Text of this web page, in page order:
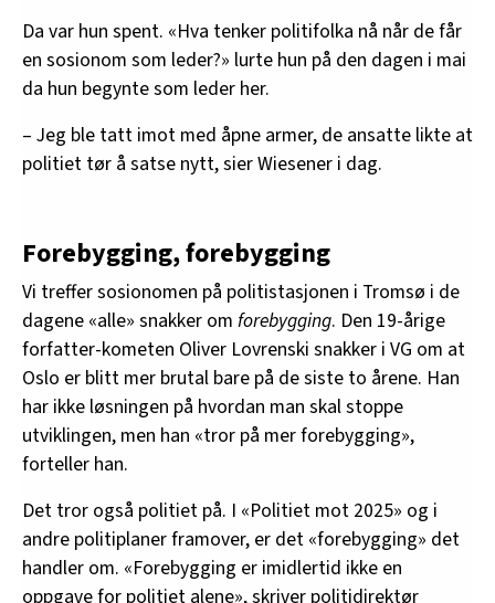
Da var hun spent. «Hva tenker politifolka nå når de får
en sosionom som leder?» lurte hun på den dagen i mai
da hun begynte som leder her.
– Jeg ble tatt imot med åpne armer, de ansatte likte at
politiet tør å satse nytt, sier Wiesener i dag.
Forebygging, forebygging
Vi treffer sosionomen på politistasjonen i Tromsø i de
dagene «alle» snakker om forebygging. Den 19-årige
forfatter-kometen Oliver Lovrenski snakker i VG om at
Oslo er blitt mer brutal bare på de siste to årene. Han
har ikke løsningen på hvordan man skal stoppe
utviklingen, men han «tror på mer forebygging»,
forteller han.
Det tror også politiet på. I «Politiet mot 2025» og i
andre politiplaner framover, er det «forebygging» det
handler om. «Forebygging er imidlertid ikke en
oppgave for politiet alene», skriver politidirektør